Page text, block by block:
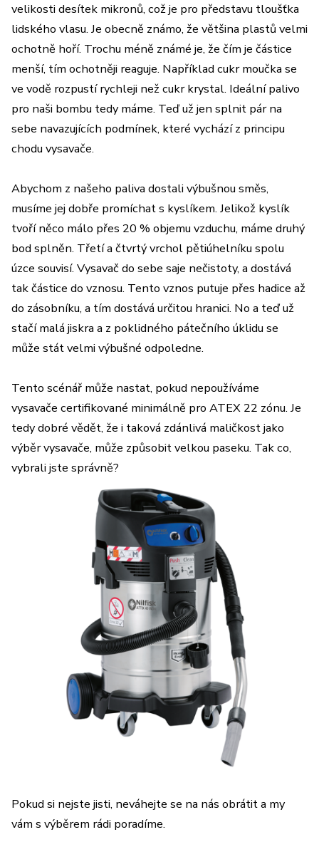
velikosti desítek mikronů, což je pro představu tloušťka
lidského vlasu. Je obecně známo, že většina plastů velmi
ochotně hoří. Trochu méně známé je, že čím je částice
menší, tím ochotněji reaguje. Například cukr moučka se
ve vodě rozpustí rychleji než cukr krystal. Ideální palivo
pro naši bombu tedy máme. Teď už jen splnit pár na
sebe navazujících podmínek, které vychází z principu
chodu vysavače.
Abychom z našeho paliva dostali výbušnou směs,
musíme jej dobře promíchat s kyslíkem. Jelikož kyslík
tvoří něco málo přes 20 % objemu vzduchu, máme druhý
bod splněn. Třetí a čtvrtý vrchol pětiúhelníku spolu
úzce souvisí. Vysavač do sebe saje nečistoty, a dostává
tak částice do vznosu. Tento vznos putuje přes hadice až
do zásobníku, a tím dostává určitou hranici. No a teď už
stačí malá jiskra a z poklidného pátečního úklidu se
může stát velmi výbušné odpoledne.
Tento scénář může nastat, pokud nepoužíváme
vysavače certifikované minimálně pro ATEX 22 zónu. Je
tedy dobré vědět, že i taková zdánlivá maličkost jako
výběr vysavače, může způsobit velkou paseku. Tak co,
vybrali jste správně?
Pokud si nejste jisti, neváhejte se na nás obrátit a my
vám s výběrem rádi poradíme.